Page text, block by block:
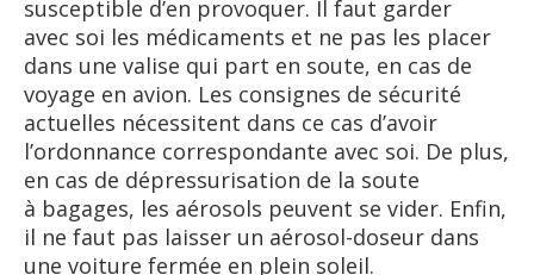
susceptible d’en provoquer. Il faut garder
avec soi les médicaments et ne pas les placer
dans une valise qui part en soute, en cas de
voyage en avion. Les consignes de sécurité
actuelles nécessitent dans ce cas d’avoir
l’ordonnance correspondante avec soi. De plus,
en cas de dépressurisation de la soute
à bagages, les aérosols peuvent se vider. Enfin,
il ne faut pas laisser un aérosol-doseur dans
une voiture fermée en plein soleil.